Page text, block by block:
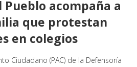
acompaña a
que protestan
en colegios
Ciudadano (PAC) de la Defensoría